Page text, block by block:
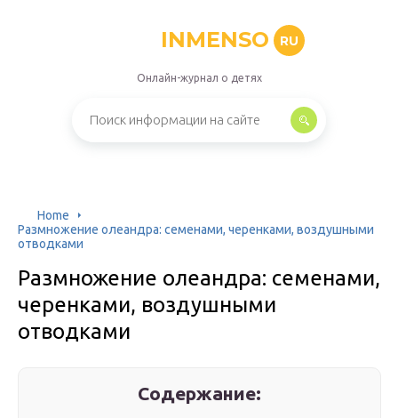
INMENSO RU
Онлайн-журнал о детях
Home
Размножение олеандра: семенами, черенками, воздушными
отводками
Размножение олеандра: семенами,
черенками, воздушными
отводками
Содержание: